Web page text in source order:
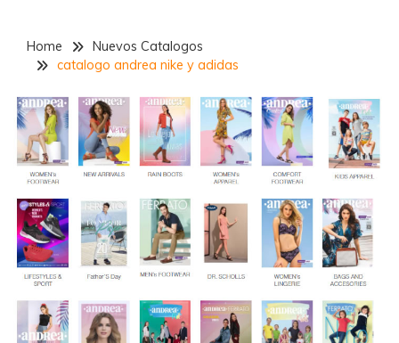
Home
Nuevos Catalogos
catalogo andrea nike y adidas